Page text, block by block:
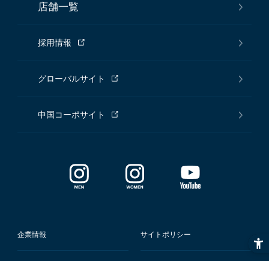
店舗一覧
採用情報
グローバルサイト
中国コーポサイト
企業情報 サイトポリシー